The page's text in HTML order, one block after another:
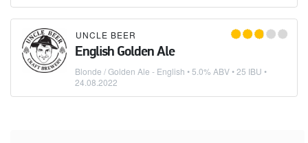
UNCLE BEER
English Golden Ale
Blonde / Golden Ale - English • 5.0% ABV • 25 IBU •
24.08.2022